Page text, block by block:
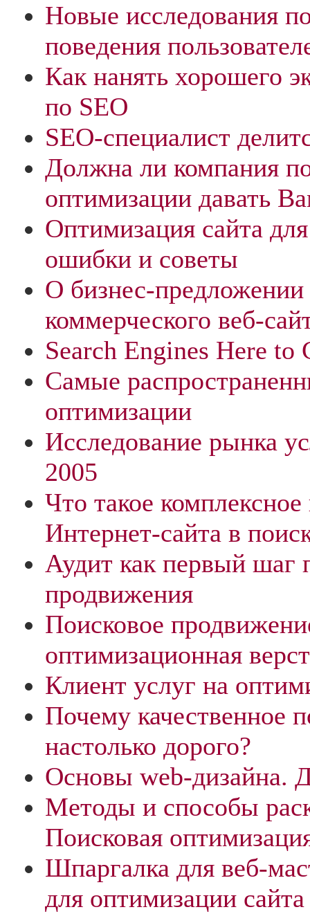
Новые исследования
поведения
Как нанять хорошего
по SEO
SEO-специалист
Должна ли компания
оптимизации давать
Оптимизация сайта
ошибки и советы
О бизнес-
коммерческого веб-
Search Engines Here to
Самые
оптимизации
Исследование рынка
2005
Что такое
Интернет-сайта в
Аудит как первый шаг
продвижения
Поисковое
оптимизационная
Клиент услуг на
Почему качественное
настолько дорого?
Основы web-дизайна.
Методы и способы
Поисковая
Шпаргалка для веб-
для оптимизации сайта